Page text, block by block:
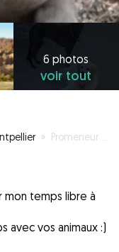
6 photos
voir tout
» Promeneur de chien
mon temps libre à
avec vos animaux :)